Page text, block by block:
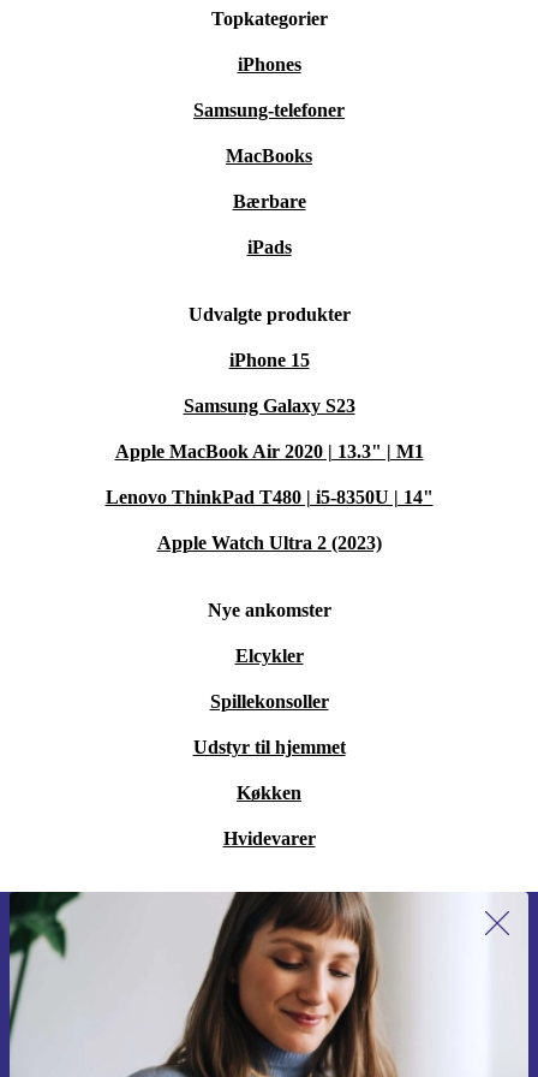
Topkategorier
iPhones
Samsung-telefoner
MacBooks
Bærbare
iPads
Udvalgte produkter
iPhone 15
Samsung Galaxy S23
Apple MacBook Air 2020 | 13.3" | M1
Lenovo ThinkPad T480 | i5-8350U | 14"
Apple Watch Ultra 2 (2023)
Nye ankomster
Elcykler
Spillekonsoller
Udstyr til hjemmet
Køkken
Hvidevarer
Tilmeld dig vores nyhedsbrev for
første gang og spar 115 kr!
Gå aldrig glip af et tilbud igen.